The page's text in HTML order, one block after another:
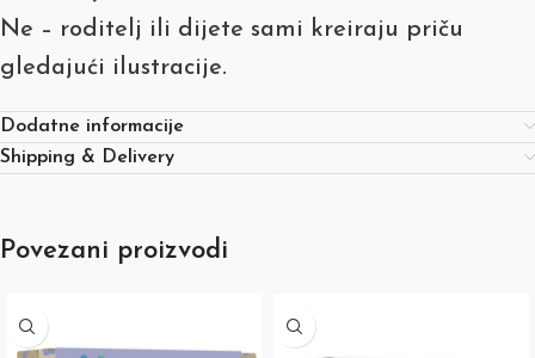
Ne – roditelj ili dijete sami kreiraju priču
gledajući ilustracije.
Dodatne informacije
Shipping & Delivery
Povezani proizvodi